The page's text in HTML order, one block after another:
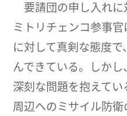
要請団の申し入れに
ミトリチェンコ参事
に対して真剣な態度
んできている。しか
深刻な問題を抱えて
周辺へのミサイル防